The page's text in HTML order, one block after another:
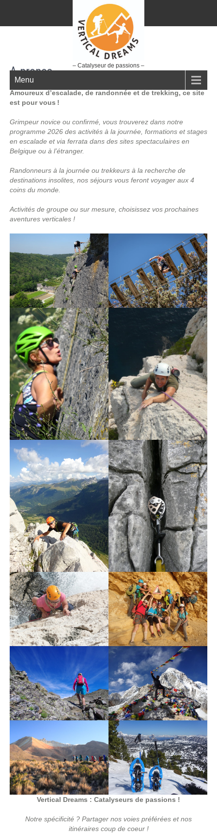
– Catalyseur de passions –
Menu
A propos
Amoureux d’escalade, de randonnée et de trekking, ce site
est pour vous !
Grimpeur novice ou confirmé, vous trouverez dans notre
programme 2026 des activités à la journée, formations et stages
en escalade et via ferrata dans des sites spectaculaires en
Belgique ou à l’étranger.
Randonneurs à la journée ou trekkeurs à la recherche de
destinations insolites, nos séjours vous feront voyager aux 4
coins du monde.
Activités de groupe ou sur mesure, choisissez vos prochaines
aventures verticales !
Vertical Dreams : Catalyseurs de passions !
Notre spécificité ? Partager nos voies préférées et nos
itinéraires coup de coeur !